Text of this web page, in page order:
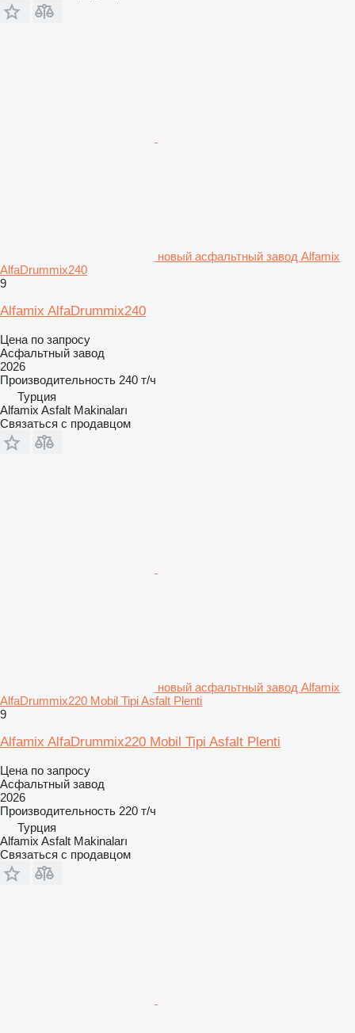
новый асфальтный завод Alfamix
AlfaDrummix240
9
Alfamix AlfaDrummix240
Цена по запросу
Асфальтный завод
2026
Производительность 240 т/ч
Турция
Alfamix Asfalt Makinaları
Связаться с продавцом
новый асфальтный завод Alfamix
AlfaDrummix220 Mobil Tipi Asfalt Plenti
9
Alfamix AlfaDrummix220 Mobil Tipi Asfalt Plenti
Цена по запросу
Асфальтный завод
2026
Производительность 220 т/ч
Турция
Alfamix Asfalt Makinaları
Связаться с продавцом